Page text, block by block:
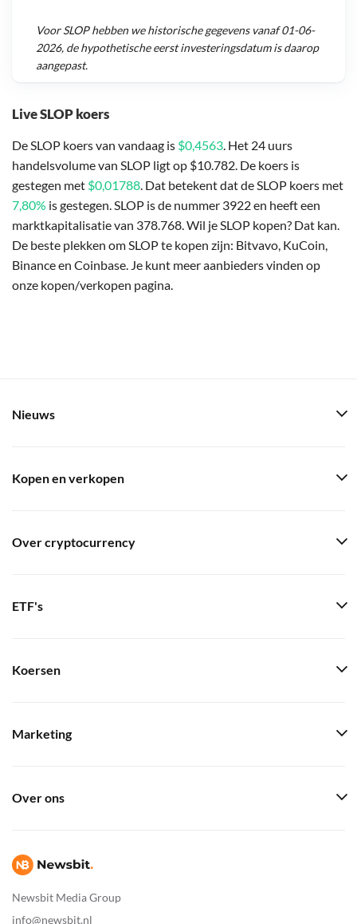
Live SLOP koers
De SLOP koers van vandaag is $0,4563. Het 24 uurs
handelsvolume van SLOP ligt op $10.782. De koers is
gestegen met $0,01788. Dat betekent dat de SLOP koers met
7,80% is gestegen. SLOP is de nummer 3922 en heeft een
marktkapitalisatie van 378.768. Wil je SLOP kopen? Dat kan.
De beste plekken om SLOP te kopen zijn: Bitvavo, KuCoin,
Binance en Coinbase. Je kunt meer aanbieders vinden op
onze kopen/verkopen pagina.
VoorSLOPhebben we historische gegevens vanaf01-06-
2026, de hypothetische eerst investeringsdatum is daarop
aangepast.
Newsbit Media Group
info@newsbit.nl
Nieuws
Kopen en verkopen
Over cryptocurrency
ETF's
Koersen
Marketing
Over ons